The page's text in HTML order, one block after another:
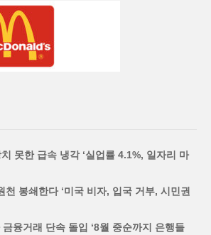
못한 급속 냉각 ‘실업률 4.1%, 일자리 마
천 봉쇄한다 ‘미국 비자, 입국 거부, 시민권
융거래 단속 돌입 ‘8월 중순까지 은행들